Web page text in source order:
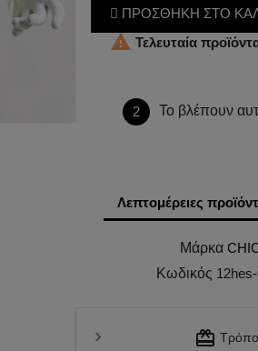
ΠΡΟΣΘΗΚΗ ΣΤΟ
 Τελευταία
2 Το βλέπουν
Λεπτομέρειες
Μάρκα
Κωδικός
redeem